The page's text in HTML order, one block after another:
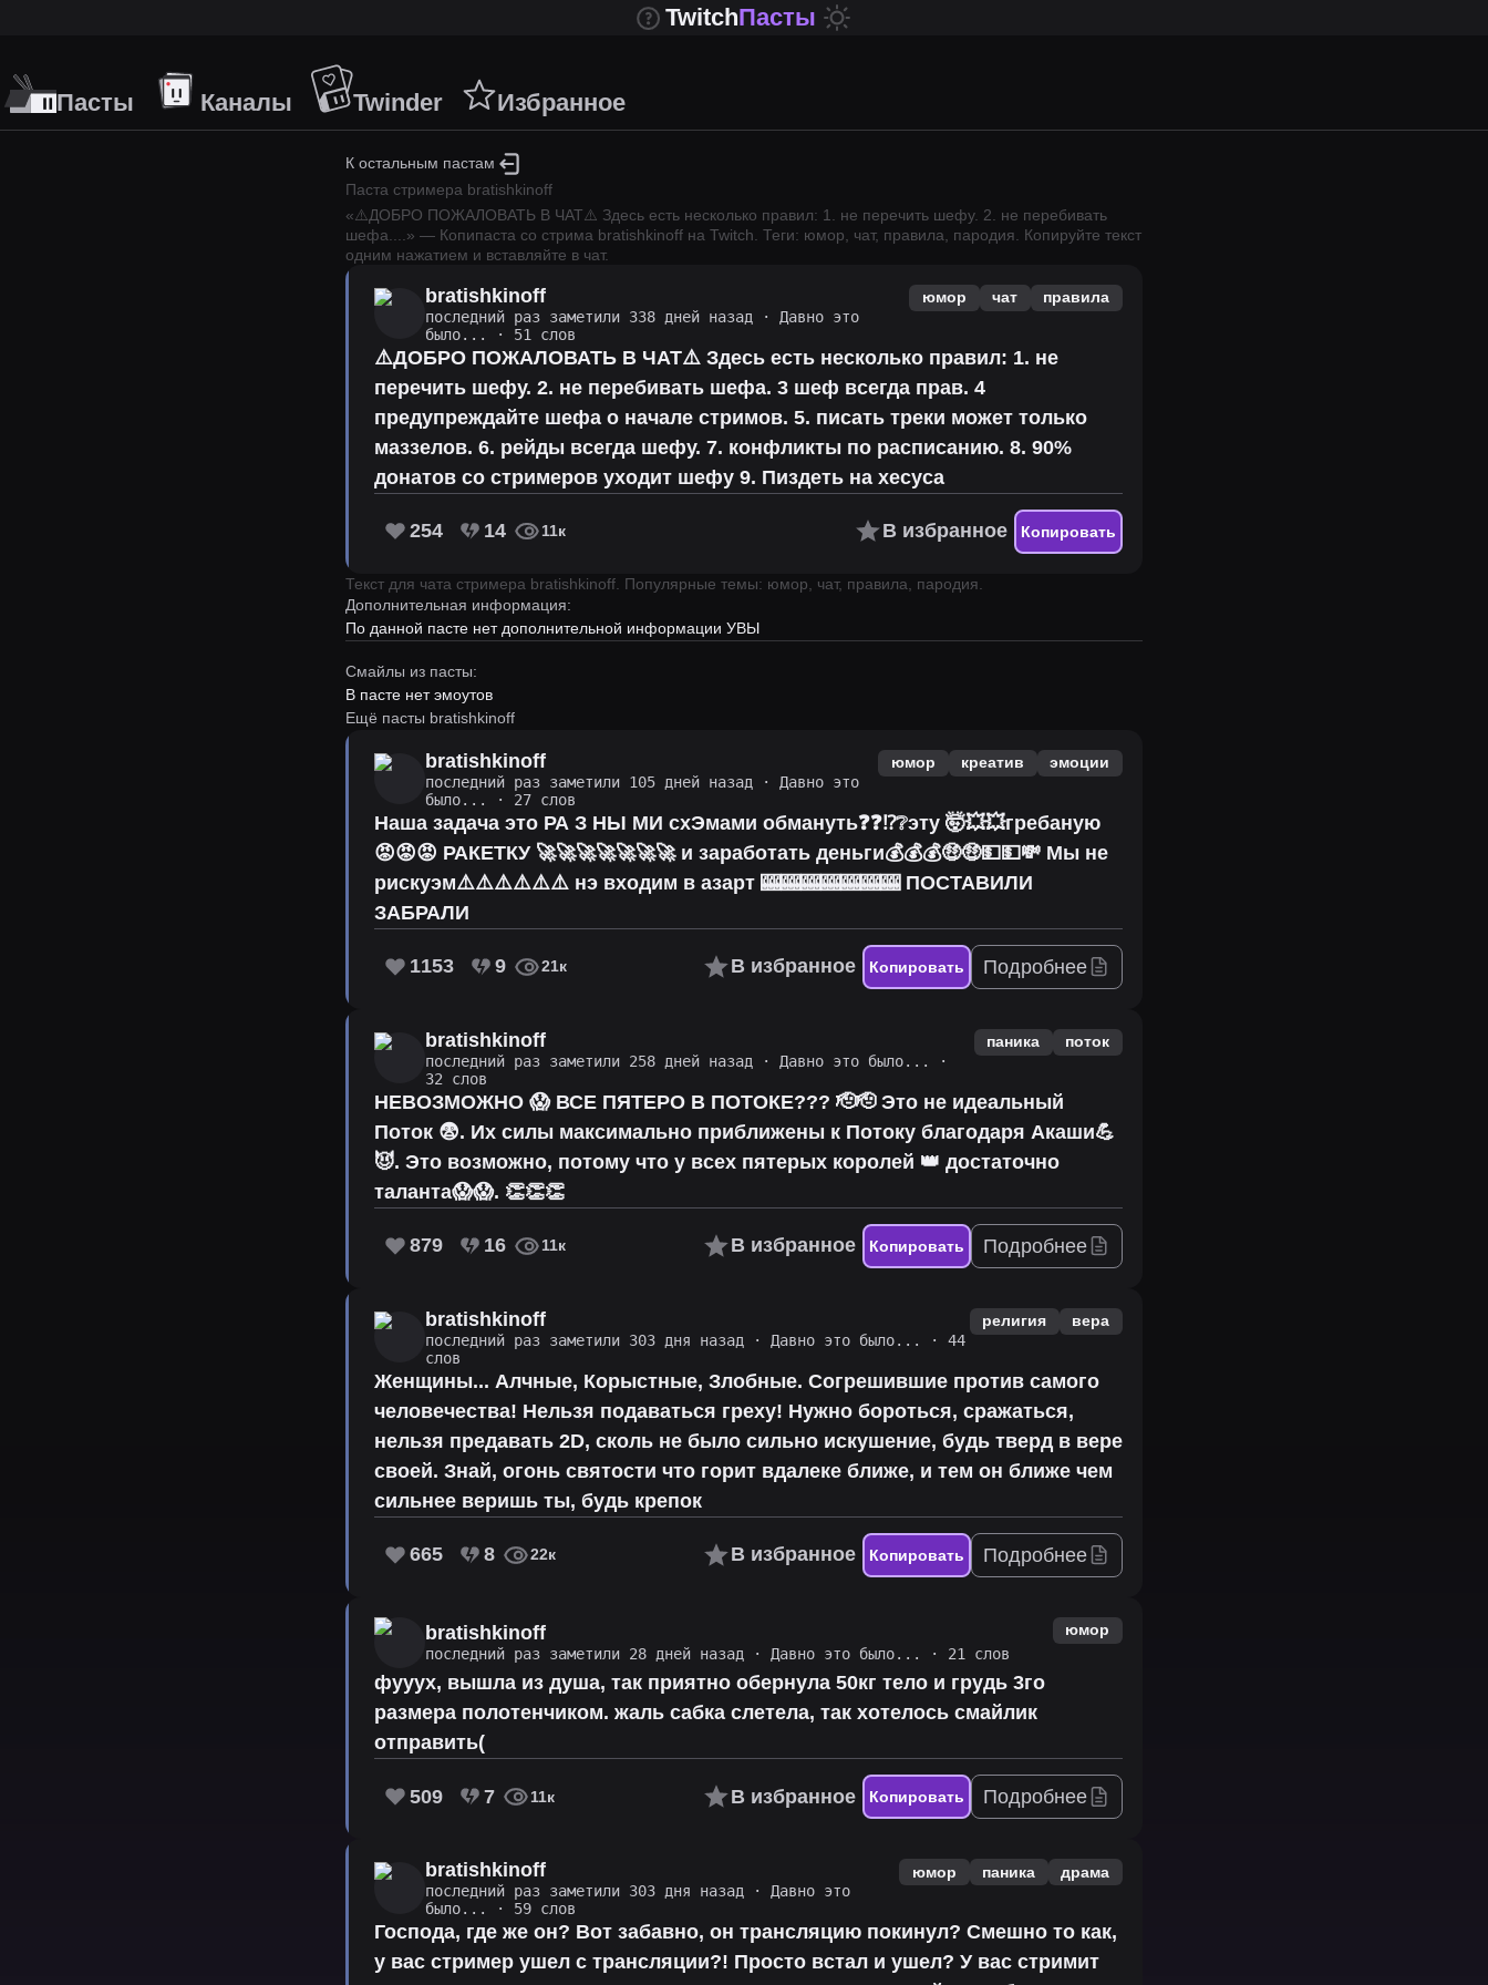
TwitchПасты
Пасты Каналы Twinder Избранное
К остальным пастам
Паста стримера bratishkinoff
«⚠️ДОБРО ПОЖАЛОВАТЬ В ЧАТ⚠️ Здесь есть несколько правил: 1. не перечить шефу. 2. не перебивать
шефа.
» — Копипаста со стрима bratishkinoff на Twitch. Теги: юмор, чат, правила, пародия.
Копируйте текст
одним нажатием и вставляйте в чат.
bratishkinoff
последний раз заметили 338 дней назад ·
Давно это
было...
· 51 слов
юмор чат правила
⚠️ДОБРО ПОЖАЛОВАТЬ В ЧАТ⚠️ Здесь есть несколько правил: 1. не
перечить шефу. 2. не перебивать шефа. 3 шеф всегда прав. 4
предупреждайте шефа о начале стримов. 5. писать треки может только
маззелов. 6. рейды всегда шефу. 7. конфликты по расписанию. 8. 90%
донатов со стримеров уходит шефу 9. Пиздеть на хесуса
254 14 11к В избранное Копировать
Текст для чата стримера bratishkinoff Популярные темы: юмор, чат, правила, пародия.
Дополнительная информация:
По данной пасте нет дополнительной информации УВЫ
Смайлы из пасты:
В пасте нет эмоутов
Ещё пасты bratishkinoff
bratishkinoff
последний раз заметили 105 дней назад ·
Давно это
было...
· 27 слов
юмор креатив эмоции
Наша задача это РА З НЫ МИ схЭмами обмануть❓❓⁉️❔эту 🤯💥💥гребаную
😡😡😡 РАКЕТКУ 🚀🚀🚀🚀🚀🚀🚀 и заработать деньги💰💰💰🤑🤑💵💵💸 Мы не
рискуэм⚠️⚠️⚠️⚠️⚠️⚠️ нэ входим в азарт 🎰🎰🎰🎰🎰🎰🎰 ПОСТАВИЛИ
ЗАБРАЛИ 󠀀
1153 9 21к В избранное Копировать Подробнее
bratishkinoff
последний раз заметили 258 дней назад · Давно это было...
·
32 слов
паника поток
НЕВОЗМОЖНО 😱 ВСЕ ПЯТЕРО В ПОТОКЕ??? 🫡🫡 Это не идеальный
Поток 😨. Их силы максимально приближены к Потоку благодаря Акаши💪
😈. Это возможно, потому что у всех пятерых королей 👑 достаточно
таланта😱😱. 👏👏👏
879 16 11к В избранное Копировать Подробнее
bratishkinoff
последний раз заметили 303 дня назад · Давно это было...
· 44
слов
религия вера
Женщины... Алчные, Корыстные, Злобные. Согрешившие против самого
человечества! Нельзя подаваться греху! Нужно бороться, сражаться,
нельзя предавать 2D, сколь не было сильно искушение, будь тверд в вере
своей. Знай, огонь святости что горит вдалеке ближе, и тем он ближе чем
сильнее веришь ты, будь крепок
665 8 22к В избранное Копировать Подробнее
bratishkinoff
последний раз заметили 28 дней назад · Давно это было... · 21 слов
юмор
фууух, вышла из душа, так приятно обернула 50кг тело и грудь 3го
размера полотенчиком. жаль сабка слетела, так хотелось смайлик
отправить(
509 7 11к В избранное Копировать Подробнее
bratishkinoff
последний раз заметили 303 дня назад ·
Давно это
было...
· 59 слов
юмор паника драма
Господа, где же он? Вот забавно, он трансляцию покинул? Смешно то как,
у вас стример ушел с трансляции?! Просто встал и ушел? У вас стримит